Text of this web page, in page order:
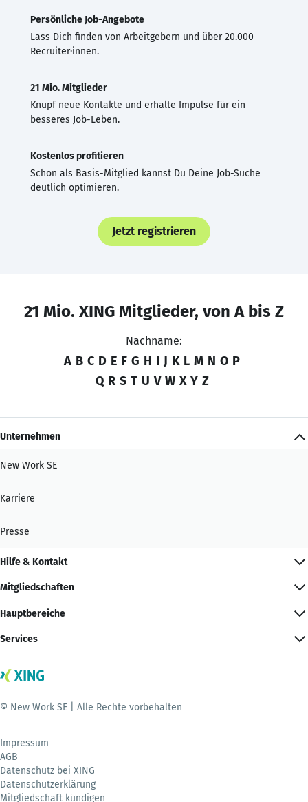
Persönliche Job-Angebote
Lass Dich finden von Arbeitgebern und über 20.000
Recruiter·innen.
21 Mio. Mitglieder
Knüpf neue Kontakte und erhalte Impulse für ein
besseres Job-Leben.
Kostenlos profitieren
Schon als Basis-Mitglied kannst Du Deine Job-Suche
deutlich optimieren.
Jetzt registrieren
21 Mio. XING Mitglieder, von A bis Z
Nachname:
A B C D E F G H I J K L M N O P
Q R S T U V W X Y Z
Unternehmen
New Work SE
Karriere
Presse
Hilfe & Kontakt
Mitgliedschaften
Hauptbereiche
Services
© New Work SE | Alle Rechte vorbehalten
Impressum
AGB
Datenschutz bei XING
Datenschutzerklärung
Mitgliedschaft kündigen